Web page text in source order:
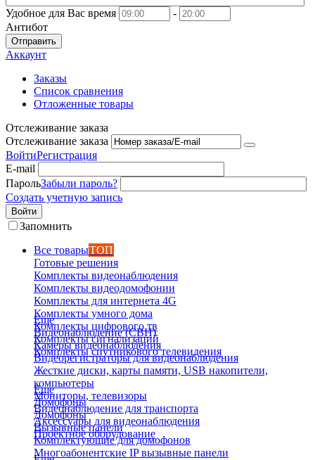
Удобное для Вас время
-
Антибот
Отправить
Аккаунт
Заказы
Список сравнения
Отложенные товары
Отслеживание заказа
Отслеживание заказа
ВойтиРегистрация
E-mail
ПарольЗабыли пароль?
Создать учетную запись
Войти
Запомнить
Все товарыТОП
Готовые решения
Комплекты видеонаблюдения
Комплекты видеодомофонии
Комплекты для интернета 4G
Комплекты умного дома
Комплекты цифрового тв
Комплекты сигнализаций
Комплекты спутникового телевидения
Еще
Видеонаблюдение (СВН)
Камеры видеонаблюдения
Видеорегистраторы для видеонаблюдения
Жесткие диски, карты памяти, USB накопители,
компьютеры
Мониторы, телевизоры
Видеонаблюдение для транспорта
Аксессуары для видеонаблюдения
Проектное оборудование
Еще
Домофоны
Домофоны
Вызывные панели
Комплектующие для домофонов
Многоабонентские IP вызывные панели